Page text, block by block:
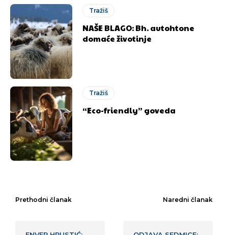
Tražiš
NAŠE BLAGO: Bh. autohtone
domaće životinje
Tražiš
“Eco-friendly” goveda
Prethodni članak Naredni članak